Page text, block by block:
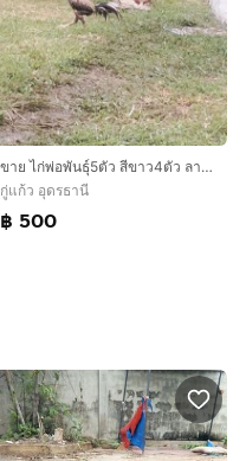
ขาย ไก่พ่อพันธ์ุ5ตัว สีขาว4ตัว ลายกาเหว่า1ตัว
กู่แก้ว อุดรธานี
฿ 500